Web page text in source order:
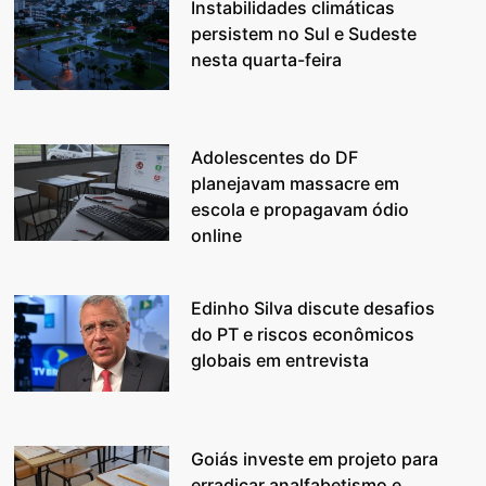
Instabilidades climáticas
persistem no Sul e Sudeste
nesta quarta-feira
Adolescentes do DF
planejavam massacre em
escola e propagavam ódio
online
Edinho Silva discute desafios
do PT e riscos econômicos
globais em entrevista
Goiás investe em projeto para